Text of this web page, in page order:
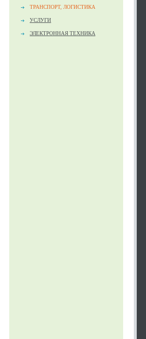
ТРАНСПОРТ, ЛОГИСТИКА
УСЛУГИ
ЭЛЕКТРОННАЯ ТЕХНИКА